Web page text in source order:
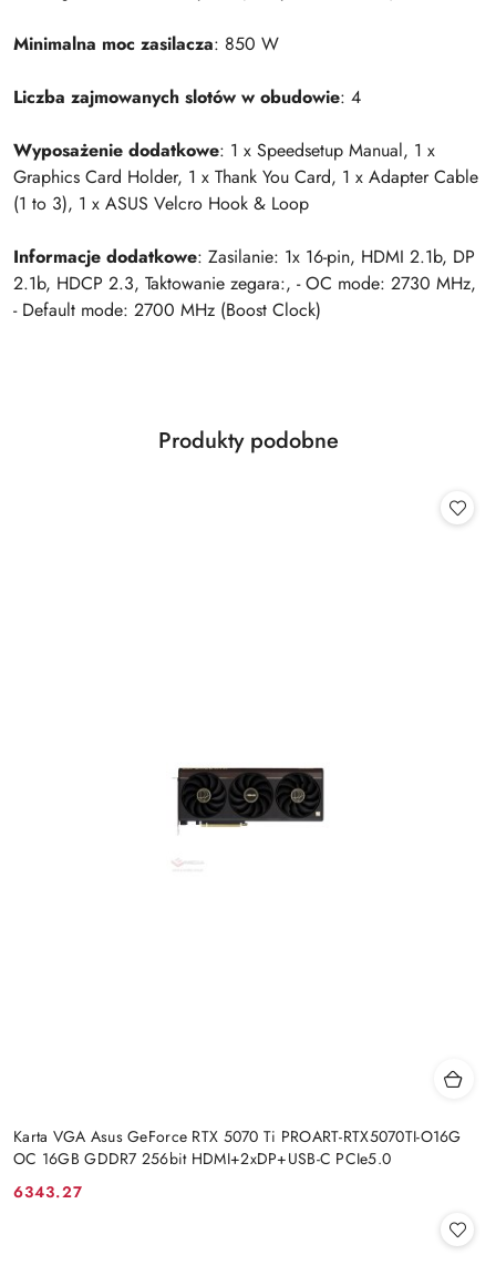
Minimalna moc zasilacza: 850 W
Liczba zajmowanych slotów w obudowie: 4
Wyposażenie dodatkowe: 1 x Speedsetup Manual, 1 x
Graphics Card Holder, 1 x Thank You Card, 1 x Adapter Cable
(1 to 3), 1 x ASUS Velcro Hook & Loop
Informacje dodatkowe: Zasilanie: 1x 16-pin, HDMI 2.1b, DP
2.1b, HDCP 2.3, Taktowanie zegara:, - OC mode: 2730 MHz,
- Default mode: 2700 MHz (Boost Clock)
Pomiń karuzelę produktów
Produkty
Produkty podobne
Karta VGA Asus GeForce RTX 5070 Ti PROART-RTX5070TI-O16G
OC 16GB GDDR7 256bit HDMI+2xDP+USB-C PCIe5.0
Cena:
6343.27